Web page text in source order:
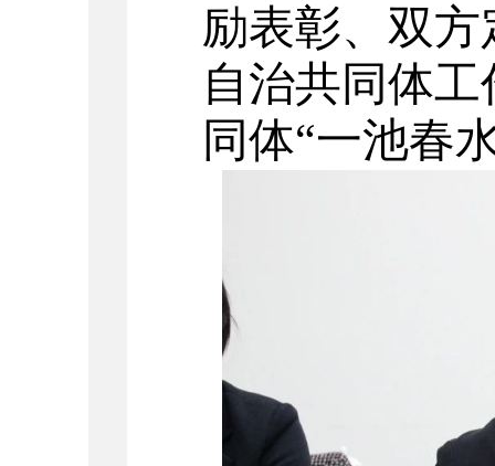
励表彰、双
自治共同体
同体“一池春